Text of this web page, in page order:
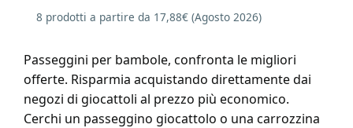
8 prodotti a partire da 17,88€ (Agosto 2026)
Passeggini per bambole, confronta le migliori
offerte. Risparmia acquistando direttamente dai
negozi di giocattoli al prezzo più economico.
Cerchi un passeggino giocattolo o una carrozzina